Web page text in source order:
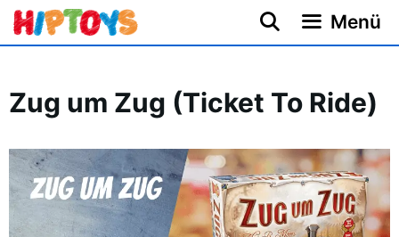
Zum
Inhalt
Menü
Zug um Zug (Ticket To Ride)